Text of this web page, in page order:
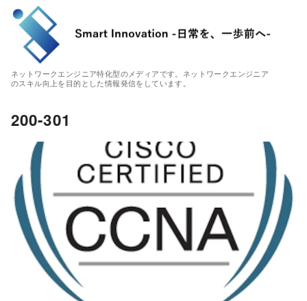
ネットワークエンジニア特化型のメディアです。ネットワークエンジニア
のスキル向上を目的とした情報発信をしています。
200-301